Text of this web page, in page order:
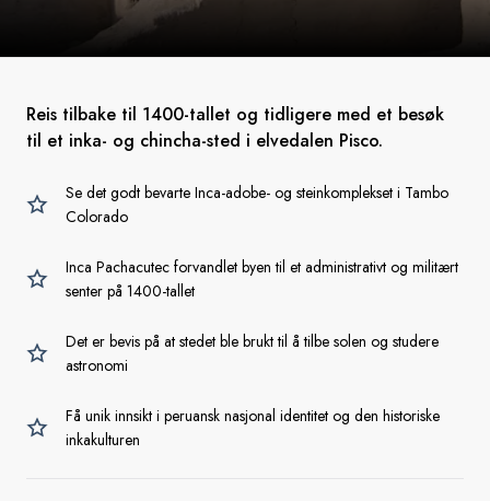
Reis tilbake til 1400-tallet og tidligere med et besøk
til et inka- og chincha-sted i elvedalen Pisco.
Se det godt bevarte Inca-adobe- og steinkomplekset i Tambo
Colorado
Inca Pachacutec forvandlet byen til et administrativt og militært
senter på 1400-tallet
Det er bevis på at stedet ble brukt til å tilbe solen og studere
astronomi
Få unik innsikt i peruansk nasjonal identitet og den historiske
inkakulturen